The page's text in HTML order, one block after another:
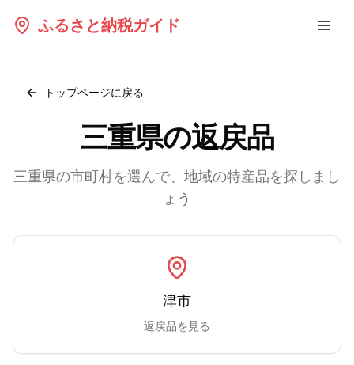
ふるさと納税ガイド
トップページに戻る
三重県の返戻品
三重県の市町村を選んで、地域の特産品を探しまし
ょう
津市
返戻品を見る